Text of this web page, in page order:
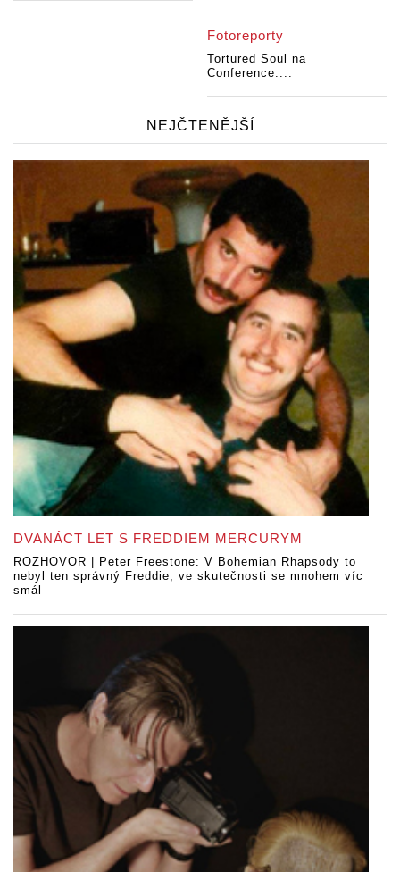
Fotoreporty
Tortured Soul na
Conference:...
NEJČTENĚJŠÍ
DVANÁCT LET S FREDDIEM MERCURYM
ROZHOVOR | Peter Freestone: V Bohemian Rhapsody to
nebyl ten správný Freddie, ve skutečnosti se mnohem víc
smál